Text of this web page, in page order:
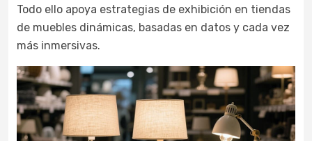
Todo ello apoya estrategias de exhibición en tiendas
de muebles dinámicas, basadas en datos y cada vez
más inmersivas.